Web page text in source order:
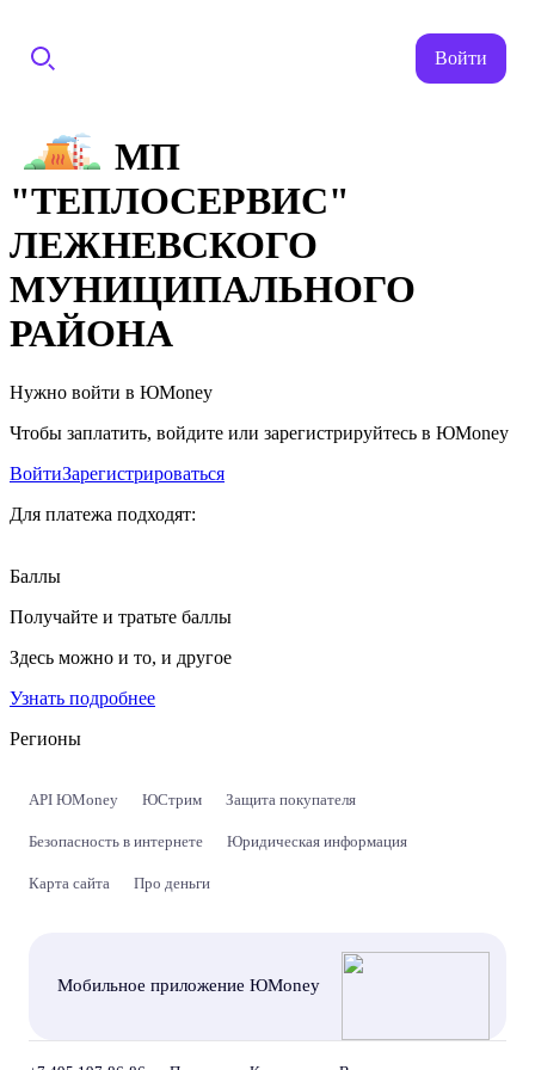
Войти
МП
"ТЕПЛОСЕРВИС"
ЛЕЖНЕВСКОГО
МУНИЦИПАЛЬНОГО
РАЙОНА
Нужно войти в ЮMoney
Чтобы заплатить, войдите или зарегистрируйтесь в ЮMoney
ВойтиЗарегистрироваться
Для платежа подходят:
Баллы
Получайте и тратьте баллы
Здесь можно и то, и другое
Узнать подробнее
Регионы
API ЮMoney ЮСтрим Защита покупателя
Безопасность в интернете Юридическая информация
Карта сайта Про деньги
Мобильное приложение ЮMoney